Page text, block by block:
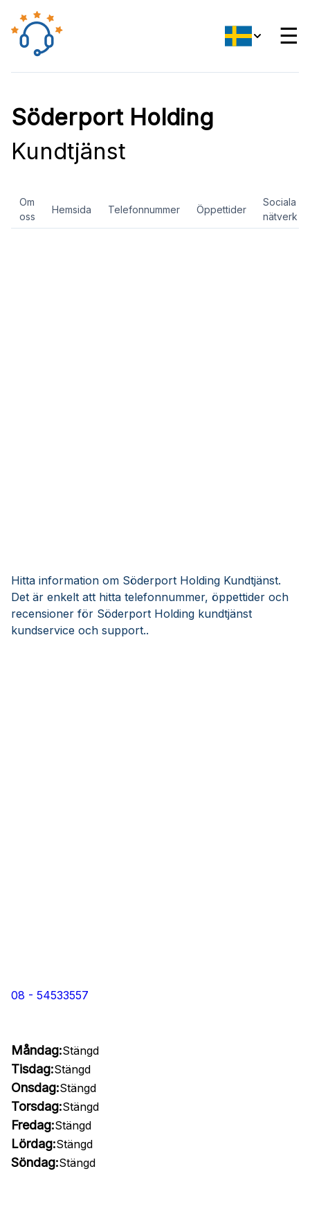
☰
Söderport Holding
Kundtjänst
Om
oss
Hemsida Telefonnummer Öppettider
Sociala
nätverk
Hitta information om Söderport Holding Kundtjänst.
Det är enkelt att hitta telefonnummer, öppettider och
recensioner för Söderport Holding kundtjänst
kundservice och support..
08 - 54533557
Måndag:Stängd
Tisdag:Stängd
Onsdag:Stängd
Torsdag:Stängd
Fredag:Stängd
Lördag:Stängd
Söndag:Stängd